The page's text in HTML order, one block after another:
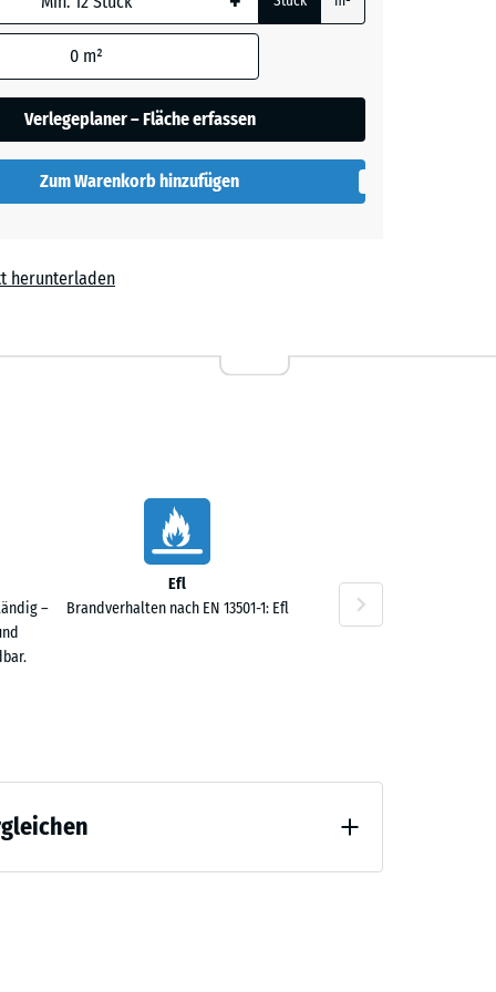
0 m²
Verlegeplaner – Fläche erfassen
Zum Warenkorb hinzufügen
herunterladen
–
Efl
Brandverhalten nach EN 13501-1: Efl